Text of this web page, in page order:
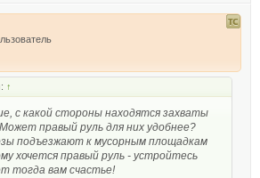
↑
с какой стороны находятся захваты
правый руль для них удобнее?
подъезжают к мусорным площадкам
хочется правый руль - устройтесь
тогда вам счастье!